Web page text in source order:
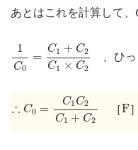
あとはこれを計算して、
1
C0
=
C1 + C2
C1 × C2
C 1+ C C1
、ひっ
∴ C0 =
C1C2
C1 + C2
C2 C1
［F
F］